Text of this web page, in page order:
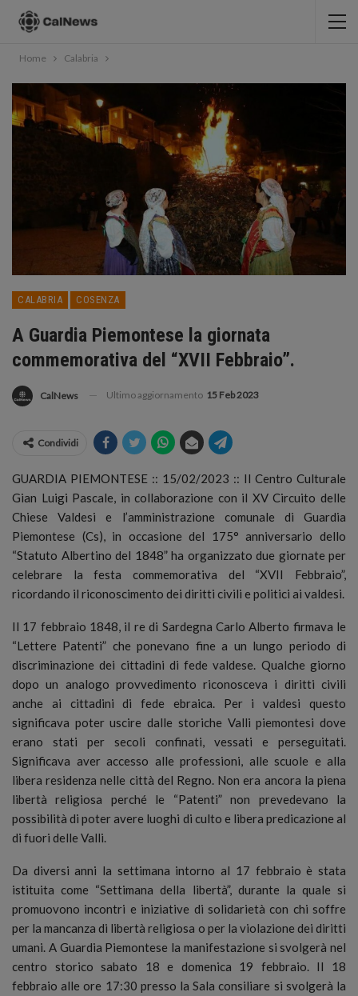
Home Calabria
CALABRIA COSENZA
A Guardia Piemontese la giornata
commemorativa del “XVII Febbraio”.
CalNews Ultimo aggiornamento 15 Feb 2023
Condividi
GUARDIA PIEMONTESE :: 15/02/2023 :: Il Centro Culturale
Gian Luigi Pascale, in collaborazione con il XV Circuito delle
Chiese Valdesi e l’amministrazione comunale di Guardia
Piemontese (Cs), in occasione del 175° anniversario dello
“Statuto Albertino del 1848” ha organizzato due giornate per
celebrare la festa commemorativa del “XVII Febbraio”,
ricordando il riconoscimento dei diritti civili e politici ai valdesi.
Il 17 febbraio 1848, il re di Sardegna Carlo Alberto firmava le
“Lettere Patenti” che ponevano fine a un lungo periodo di
discriminazione dei cittadini di fede valdese. Qualche giorno
dopo un analogo provvedimento riconosceva i diritti civili
anche ai cittadini di fede ebraica. Per i valdesi questo
significava poter uscire dalle storiche Valli piemontesi dove
erano stati per secoli confinati, vessati e perseguitati.
Significava aver accesso alle professioni, alle scuole e alla
libera residenza nelle città del Regno. Non era ancora la piena
libertà religiosa perché le “Patenti” non prevedevano la
possibilità di poter avere luoghi di culto e libera predicazione al
di fuori delle Valli.
Da diversi anni la settimana intorno al 17 febbraio è stata
istituita come “Settimana della libertà”, durante la quale si
promuovono incontri e iniziative di solidarietà con chi soffre
per la mancanza di libertà religiosa o per la violazione dei diritti
umani. A Guardia Piemontese la manifestazione si svolgerà nel
centro storico sabato 18 e domenica 19 febbraio. Il 18
febbraio alle ore 17:30 presso la Sala consiliare si svolgerà la